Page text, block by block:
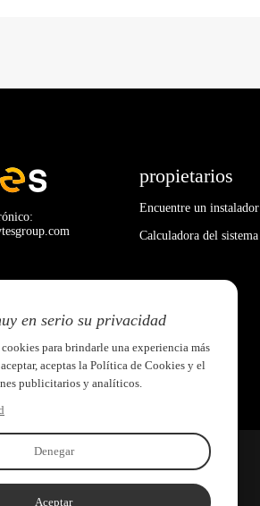
propietarios
Encuentre un instalador
Calculadora del sistema
en serio su privacidad
para brindarle una experiencia más
aceptas la Política de Cookies y el
publicitarios y analíticos.
Denegar
Aceptar